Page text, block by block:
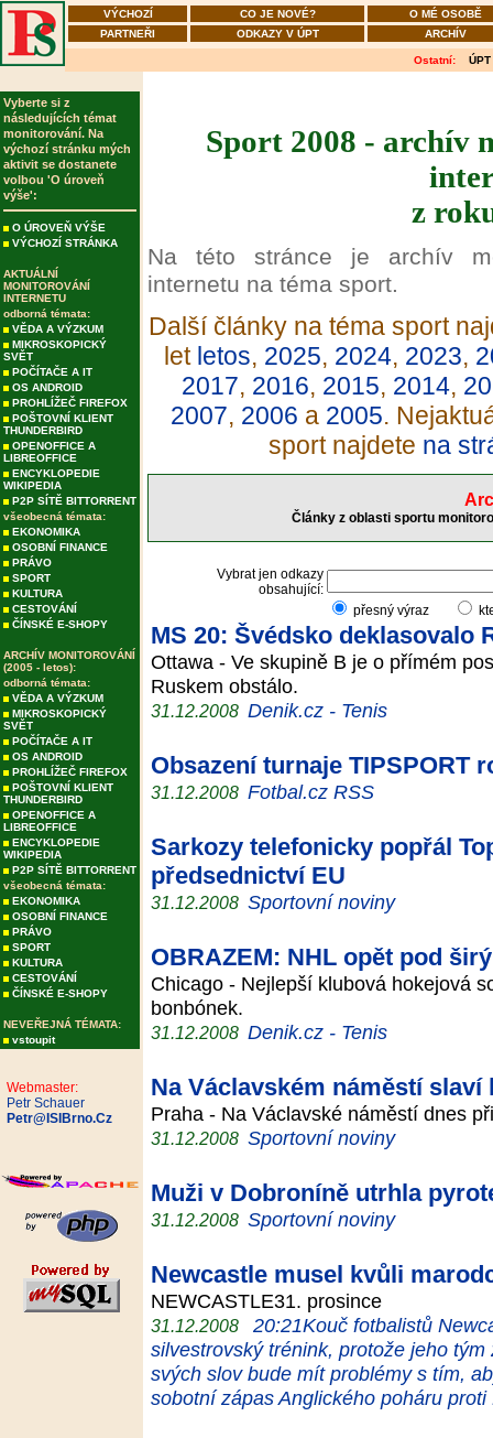
VÝCHOZÍ CO JE NOVÉ?
O MÉ OSOBĚ
PARTNEŘI
ODKAZY V ÚPT ARCHÍV
Ostatní: ÚPT
Vyberte si z
následujících témat
monitorování. Na
výchozí stránku mých
aktivit se dostanete
volbou 'O úroveň
výše':
O ÚROVEŇ VÝŠE
VÝCHOZÍ STRÁNKA
AKTUÁLNÍ
MONITOROVÁNÍ
INTERNETU
odborná témata:
VĚDA A VÝZKUM
MIKROSKOPICKÝ
SVĚT
POČÍTAČE A IT
OS ANDROID
PROHLÍŽEČ FIREFOX
POŠTOVNÍ KLIENT
THUNDERBIRD
OPENOFFICE A
LIBREOFFICE
ENCYKLOPEDIE
WIKIPEDIA
P2P SÍTĚ BITTORRENT
všeobecná témata:
EKONOMIKA
OSOBNÍ FINANCE
PRÁVO
SPORT
KULTURA
CESTOVÁNÍ
ČÍNSKÉ E-SHOPY
ARCHÍV MONITOROVÁNÍ
(2005 - letos):
odborná témata:
VĚDA A VÝZKUM
MIKROSKOPICKÝ
SVĚT
POČÍTAČE A IT
OS ANDROID
PROHLÍŽEČ FIREFOX
POŠTOVNÍ KLIENT
THUNDERBIRD
OPENOFFICE A
LIBREOFFICE
ENCYKLOPEDIE
WIKIPEDIA
P2P SÍTĚ BITTORRENT
všeobecná témata:
EKONOMIKA
OSOBNÍ FINANCE
PRÁVO
SPORT
KULTURA
CESTOVÁNÍ
ČÍNSKÉ E-SHOPY
NEVEŘEJNÁ TÉMATA:
vstoupit
Webmaster:
Petr Schauer
Petr@ISIBrno.Cz
Sport 2008 - archív
z
Na této stránce je archív
internetu na téma sport.
Další články na téma sport
let letos, 2025, 2024, 2023,
2017, 2016, 2015, 2014,
2007, 2006 a 2005.
sport najdete na
Články z oblasti sportu
Vybrat jen odkazy
obsahující:
přesný výraz
MS 20: Švédsko deklasovalo
Ottawa - Ve skupině B je o přímém
Ruskem obstálo.
31.12.2008 Denik.cz - Tenis
Obsazení turnaje TIPSPORT
31.12.2008 Fotbal.cz RSS
Sarkozy telefonicky popřál
předsednictví EU
31.12.2008 Sportovní noviny
OBRAZEM: NHL opět pod
Chicago - Nejlepší klubová hokejová
bonbónek.
31.12.2008 Denik.cz - Tenis
Na Václavském náměstí
Praha - Na Václavské náměstí dnes
31.12.2008 Sportovní noviny
Muži v Dobroníně utrhla
31.12.2008 Sportovní noviny
Newcastle musel kvůli
NEWCASTLE31. prosince
31.12.2008
20:21Kouč fotbalistů
silvestrovský trénink, protože jeho
svých slov bude mít problémy s tím,
sobotní zápas Anglického poháru